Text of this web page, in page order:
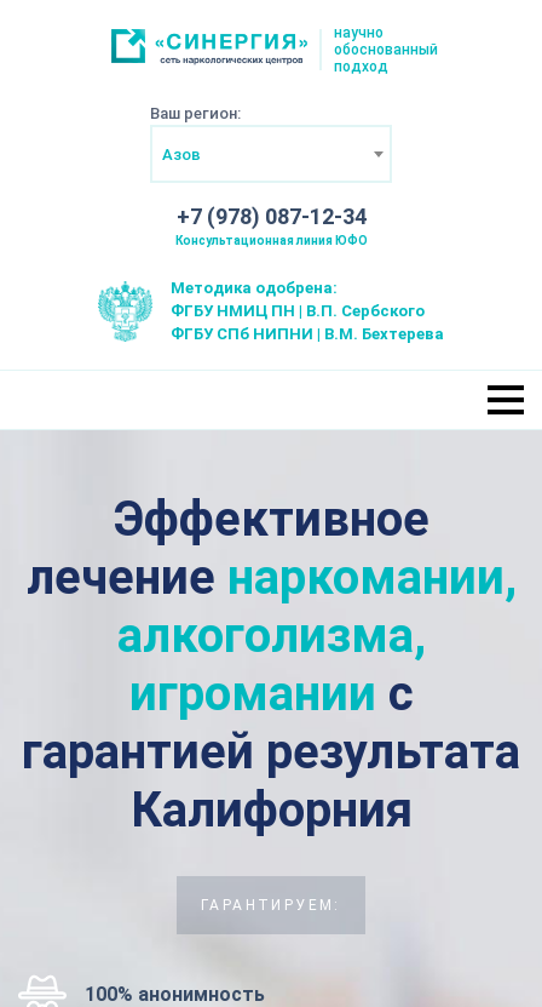
научно
обоснованный
подход
Ваш регион:
Азов
+7 (978) 087-12-34
Консультационная линия ЮФО
Методика одобрена:
ФГБУ НМИЦ ПН | В.П. Сербского
ФГБУ СПб НИПНИ | В.М. Бехтерева
Эффективное
лечение наркомании,
алкоголизма,
игромании с
гарантией результата
Калифорния
ГАРАНТИРУЕМ:
100% анонимность